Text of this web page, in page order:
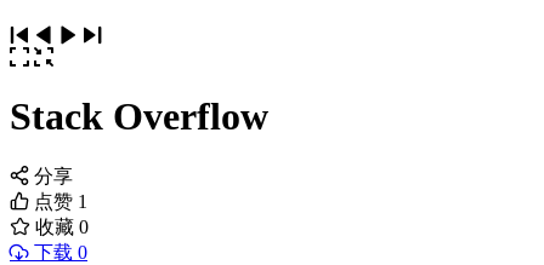
Stack Overflow
分享
点赞 1
收藏 0
下载 0